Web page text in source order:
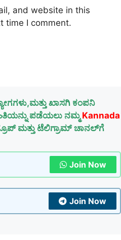
and website in this
time I comment.
ಖಾಸಗಿ ಕಂಪನಿ
ಪಡೆಯಲು ನಮ್ಮ Kannada
ಮತ್ತು ಟೆಲಿಗ್ರಾಮ್ ಚಾನಲ್‌ಗೆ
Join Now
Join Now